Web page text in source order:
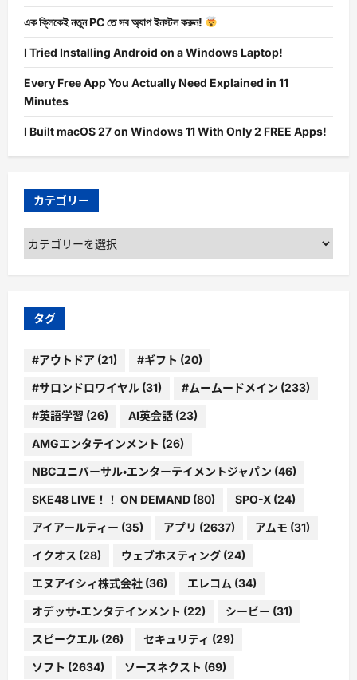
এক ক্লিকেই নতুন PC তে সব অ্যাপ ইনস্টল করুন!
I Tried Installing Android on a Windows Laptop!
Every Free App You Actually Need Explained in 11
Minutes
I Built macOS 27 on Windows 11 With Only 2 FREE Apps!
カテゴリー
カ
テ
ゴ
ー
タグ
#アウトドア (21) #ギフト (20)
#サロンドロワイヤル (31) #ムームードメイン (233)
#英語学習 (26) AI英会話 (23)
AMGエンタテインメント (26)
NBCユニバーサル・エンターテイメントジャパン (46)
SKE48 LIVE！！ ON DEMAND (80) SPO-X (24)
アイアールティー (35) アプリ (2637) アムモ (31)
イクオス (28) ウェブホスティング (24)
エヌアイシィ株式会社 (36) エレコム (34)
オデッサ・エンタテインメント (22) シービー (31)
スピークエル (26) セキュリティ (29)
ソフト (2634) ソースネクスト (69)